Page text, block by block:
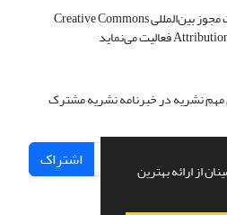
از ارائه بهترین
پژوه‌نامه فقه و علوم اسلامی تحت مجوز بین‌المللی Creative Commons
فعالیت می‌نماید
مهم نشریه در خبرنامه نشریه مشترک
اشتراک